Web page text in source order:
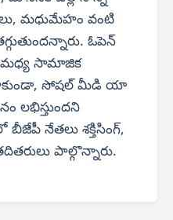
మధుమేహం వంటి
ఓపెన్
మధ్య సామాజిక
సోషల్ మీడి యా
లభిస్తుందని
నేతలు శక్తిసింగ్,
పాల్గొన్నారు.